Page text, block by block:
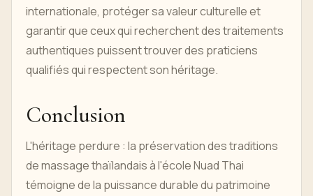
internationale, protéger sa valeur culturelle et
garantir que ceux qui recherchent des traitements
authentiques puissent trouver des praticiens
qualifiés qui respectent son héritage.
Conclusion
L'héritage perdure : la préservation des traditions
de massage thaïlandais à l'école Nuad Thai
témoigne de la puissance durable du patrimoine